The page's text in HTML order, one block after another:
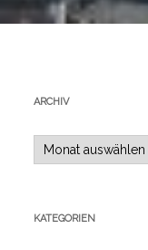
ARCHIV
Archiv
KATEGORIEN